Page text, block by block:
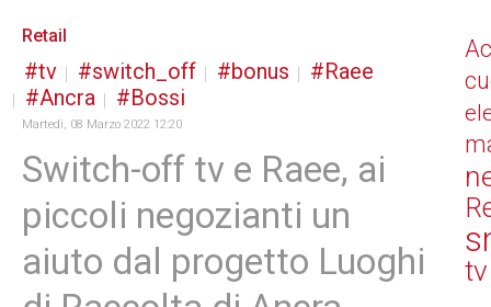
Retail
tv switch_off bonus
Raee
Ancra
Bossi
Martedì, 08 Marzo 2022 12:20
Switch-off tv e Raee, ai
piccoli negozianti un
aiuto dal progetto Luoghi
tv